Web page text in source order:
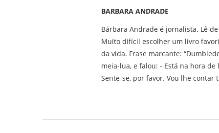
BARBARA ANDRADE
Bárbara Andrade é jornalista. Lê
Muito difícil escolher um livro
da vida. Frase marcante:
meia-lua, e falou: - Está na hora
Sente-se, por favor. Vou lhe contar